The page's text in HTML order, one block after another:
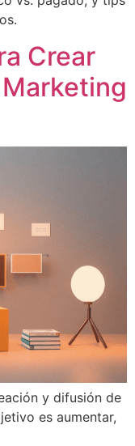
Crear
y difusión de
es aumentar,